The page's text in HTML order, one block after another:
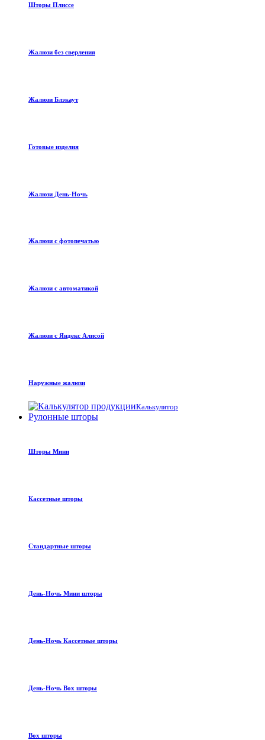
Шторы Плиссе
Жалюзи без сверления
Жалюзи Блэкаут
Готовые изделия
Жалюзи День-Ночь
Жалюзи с фотопечатью
Жалюзи с автоматикой
Жалюзи с Яндекс Алисой
Наружные жалюзи
Калькулятор
Рулонные шторы
Шторы Мини
Кассетные шторы
Стандартные шторы
День-Ночь Мини шторы
День-Ночь Кассетные шторы
День-Ночь Box шторы
Box шторы